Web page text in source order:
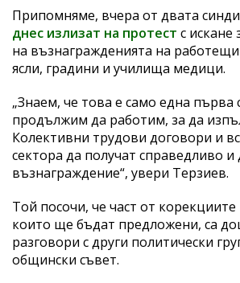
Припомняме, вчера от двата
днес излизат на протест с искане
на възнагражденията на
ясли, градини и училища медици.
„Знаем, че това е само една
продължим да работим, за да
Колективни трудови договори и
сектора да получат справедливо и
възнаграждение“, увери Терзиев.
Той посочи, че част от
които ще бъдат предложени, са
разговори с други политически
общински съвет.